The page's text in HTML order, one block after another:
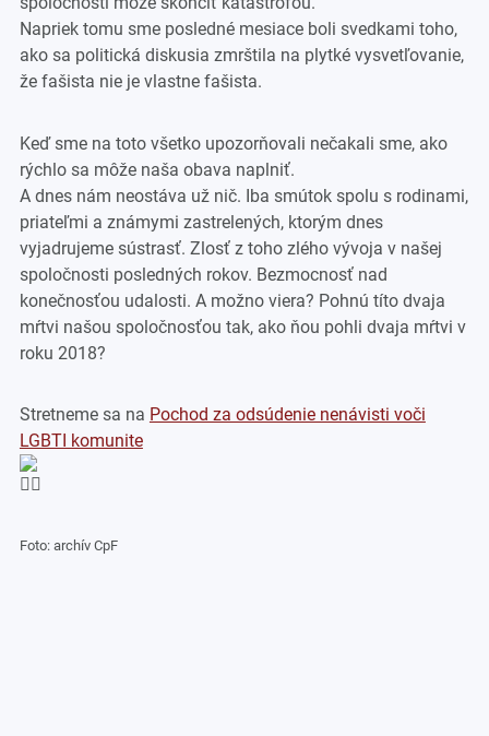
Napriek tomu sme posledné mesiace boli svedkami toho,
ako sa politická diskusia zmrštila na plytké vysvetľovanie,
že fašista nie je vlastne fašista.
Keď sme na toto všetko upozorňovali nečakali sme, ako
rýchlo sa môže naša obava naplniť.
A dnes nám neostáva už nič. Iba smútok spolu s rodinami,
priateľmi a známymi zastrelených, ktorým dnes
vyjadrujeme sústrasť. Zlosť z toho zlého vývoja v našej
spoločnosti posledných rokov. Bezmocnosť nad
konečnosťou udalosti. A možno viera? Pohnú títo dvaja
mŕtvi našou spoločnosťou tak, ako ňou pohli dvaja mŕtvi v
roku 2018?
Stretneme sa na Pochod za odsúdenie nenávisti voči
LGBTI komunite
Foto: archív CpF